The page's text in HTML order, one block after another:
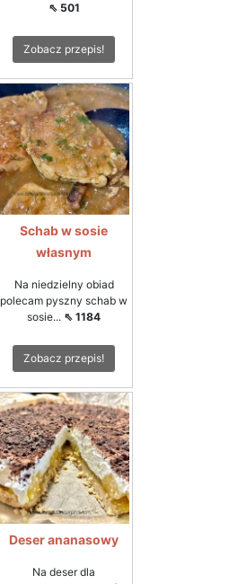
⇖ 501
Zobacz przepis!
Schab w sosie
własnym
Na niedzielny obiad
polecam pyszny schab w
sosie... ⇖ 1184
Zobacz przepis!
Deser ananasowy
Na deser dla